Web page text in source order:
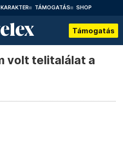
KARAKTER TÁMOGATÁS SHOP
Támogatás
volt telitalálat a